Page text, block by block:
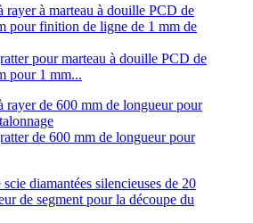
pour marteau à douille PCD de
pour 1 mm...
de 600 mm de longueur pour